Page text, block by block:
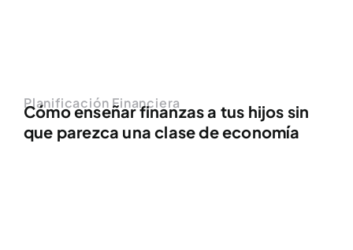
Planificación Financiera
Cómo enseñar finanzas a tus hijos sin
que parezca una clase de economía